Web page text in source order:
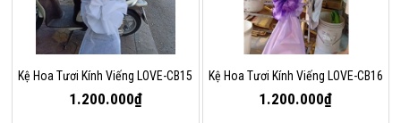
Kệ Hoa Tươi Kính Viếng LOVE-CB15
1.200.000₫
Kệ Hoa Tươi Kính Viếng LOVE-CB16
1.200.000₫